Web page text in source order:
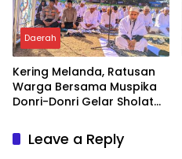
Daerah
Kering Melanda, Ratusan
Warga Bersama Muspika
Donri-Donri Gelar Sholat
Leave a Reply